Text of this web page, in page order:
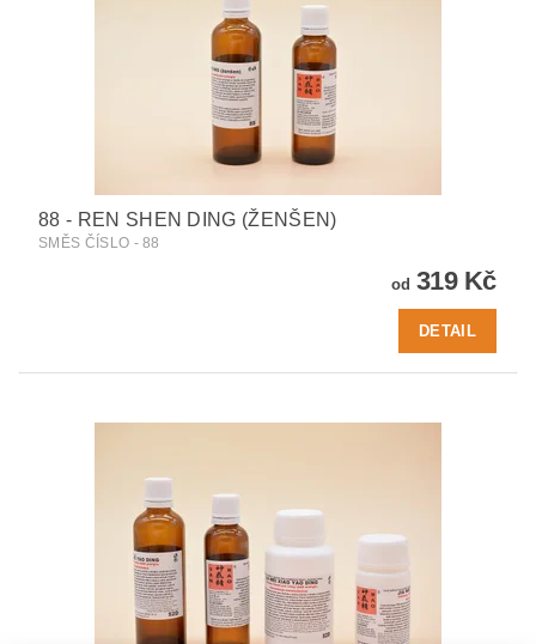
88 - REN SHEN DING (ŽENŠEN)
SMĚS ČÍSLO - 88
od 319 Kč
DETAIL